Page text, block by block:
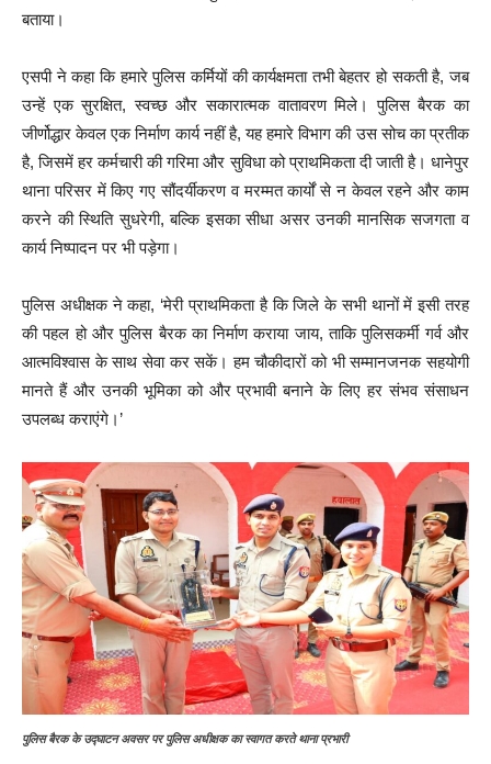
बताया।
एसपी ने कहा कि हमारे पुलिस कर्मियों की कार्यक्षमता तभी बेहतर हो सकती है, जब
उन्हें एक सुरक्षित, स्वच्छ और सकारात्मक वातावरण मिले। पुलिस बैरक का
जीर्णोद्धार केवल एक निर्माण कार्य नहीं है, यह हमारे विभाग की उस सोच का प्रतीक
है, जिसमें हर कर्मचारी की गरिमा और सुविधा को प्राथमिकता दी जाती है। धानेपुर
थाना परिसर में किए गए सौंदर्यीकरण व मरम्मत कार्यों से न केवल रहने और काम
करने की स्थिति सुधरेगी, बल्कि इसका सीधा असर उनकी मानसिक सजगता व
कार्य निष्पादन पर भी पड़ेगा।
पुलिस अधीक्षक ने कहा, ‘मेरी प्राथमिकता है कि जिले के सभी थानों में इसी तरह
की पहल हो और पुलिस बैरक का निर्माण कराया जाय, ताकि पुलिसकर्मी गर्व और
आत्मविश्वास के साथ सेवा कर सकें। हम चौकीदारों को भी सम्मानजनक सहयोगी
मानते हैं और उनकी भूमिका को और प्रभावी बनाने के लिए हर संभव संसाधन
उपलब्ध कराएंगे।’
पुलिस बैरक के उद्घाटन अवसर पर पुलिस अधीक्षक का स्वागत करते थाना प्रभारी